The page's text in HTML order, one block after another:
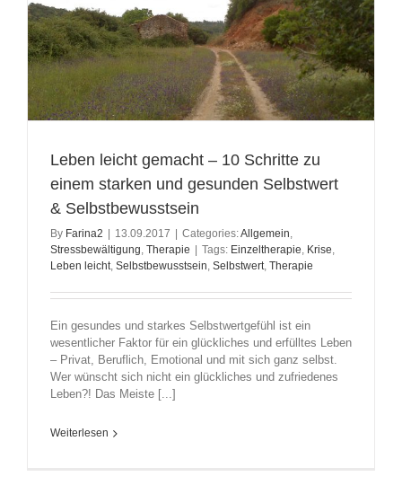
Leben leicht gemacht – 10 Schritte zu
einem starken und gesunden Selbstwert
& Selbstbewusstsein
By Farina2 | 13.09.2017 | Categories:Allgemein
Stressbewältigung Therapie | Tags: Einzeltherapie Krise
Leben leicht Selbstbewusstsein Selbstwert Therapie
Ein gesundes und starkes Selbstwertgefühl ist ein
wesentlicher Faktor für ein glückliches und erfülltes Leben
– Privat, Beruflich, Emotional und mit sich ganz selbst.
Wer wünscht sich nicht ein glückliches und zufriedenes
Leben?! Das Meiste [...]
Weiterlesen